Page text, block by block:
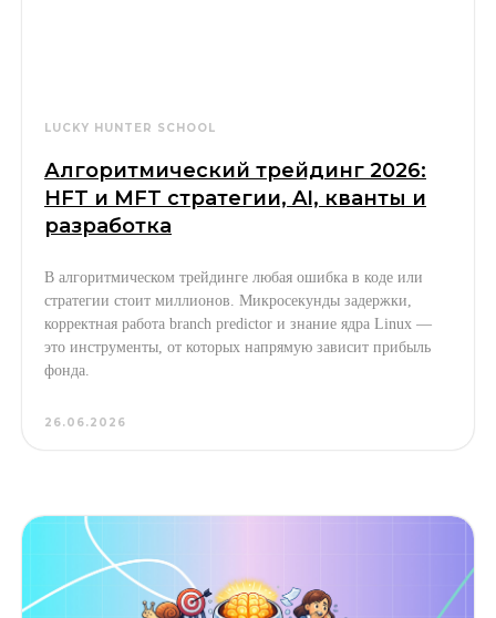
LUCKY HUNTER SCHOOL
Алгоритмический трейдинг 2026:
HFT и MFT стратегии, AI, кванты и
разработка
В алгоритмическом трейдинге любая ошибка в коде или
стратегии стоит миллионов. Микросекунды задержки,
корректная работа branch predictor и знание ядра Linux —
это инструменты, от которых напрямую зависит прибыль
фонда.
26.06.2026